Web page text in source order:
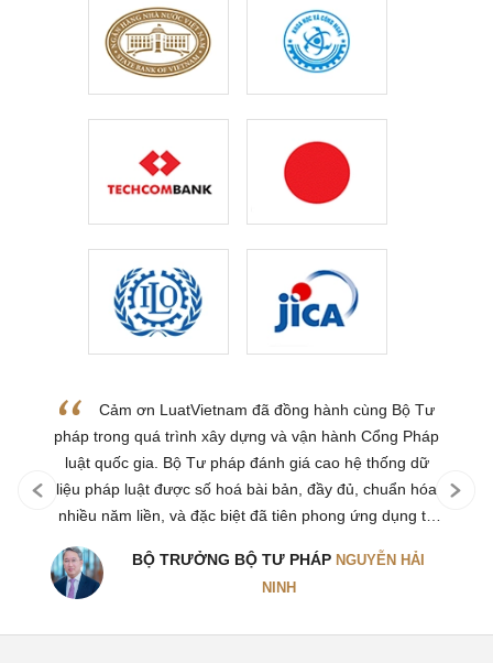
Cảm ơn LuatVietnam đã đồng hành cùng Bộ Tư
pháp trong quá trình xây dựng và vận hành Cổng Pháp
luật quốc gia. Bộ Tư pháp đánh giá cao hệ thống dữ
liệu pháp luật được số hoá bài bản, đầy đủ, chuẩn hóa
nhiều năm liền, và đặc biệt đã tiên phong ứng dụng trí
phân tích và phục vụ người dân, doanh nghiệp tốt hơn.
BỘ TRƯỞNG BỘ TƯ PHÁP NGUYỄN HẢI
NINH